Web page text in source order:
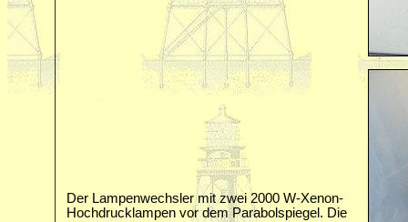
Der Lampenwechsler mit zwei 2000 W‐Xenon‐
Hochdrucklampen vor dem Parabolspiegel. Die